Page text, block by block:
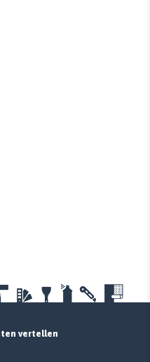
vertellen